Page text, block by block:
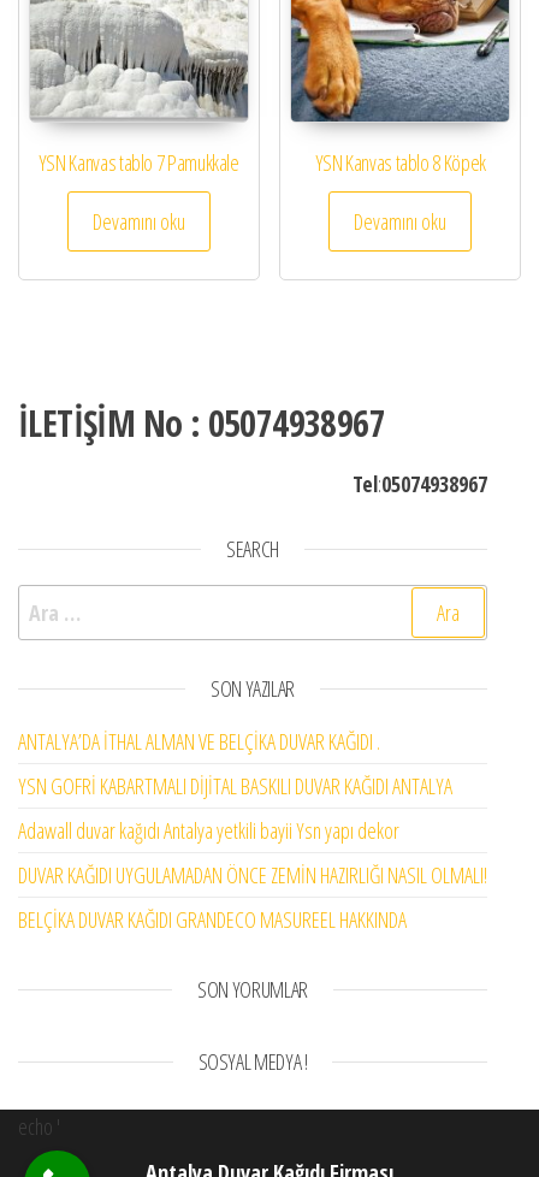
YSN Kanvas tablo 7 Pamukkale
Devamını oku
YSN Kanvas tablo 8 Köpek
Devamını oku
İLETİŞİM No : 05074938967
Tel:05074938967
SEARCH
Arama:
SON YAZILAR
ANTALYA’DA İTHAL ALMAN VE BELÇİKA DUVAR KAĞIDI .
YSN GOFRİ KABARTMALI DİJİTAL BASKILI DUVAR KAĞIDI ANTALYA
Adawall duvar kağıdı Antalya yetkili bayii Ysn yapı dekor
DUVAR KAĞIDI UYGULAMADAN ÖNCE ZEMİN HAZIRLIĞI NASIL OLMALI!
BELÇİKA DUVAR KAĞIDI GRANDECO MASUREEL HAKKINDA
SON YORUMLAR
SOSYAL MEDYA !
echo '